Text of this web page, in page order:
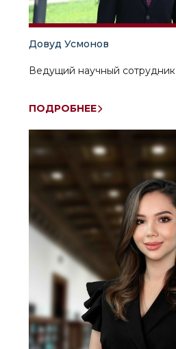
Довуд Усмонов
Ведущий научный сотрудник
ПОДРОБНЕЕ